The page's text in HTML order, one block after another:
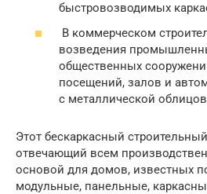
быстровозводимых
В коммерческом
возведения
общественных
посещений, залов и
с металлической
Этот бескаркасный
отвечающий всем
основой для домов, известных
модульные, панельные,